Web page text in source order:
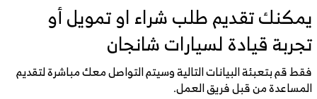
يمكنك تقديم طلب شراء او تمويل أو
تجربة قيادة لسيارات شانجان
فقط قم بتعبئة البيانات التالية وسيتم التواصل معك مباشرة لتقديم
المساعدة من قبل فريق العمل.